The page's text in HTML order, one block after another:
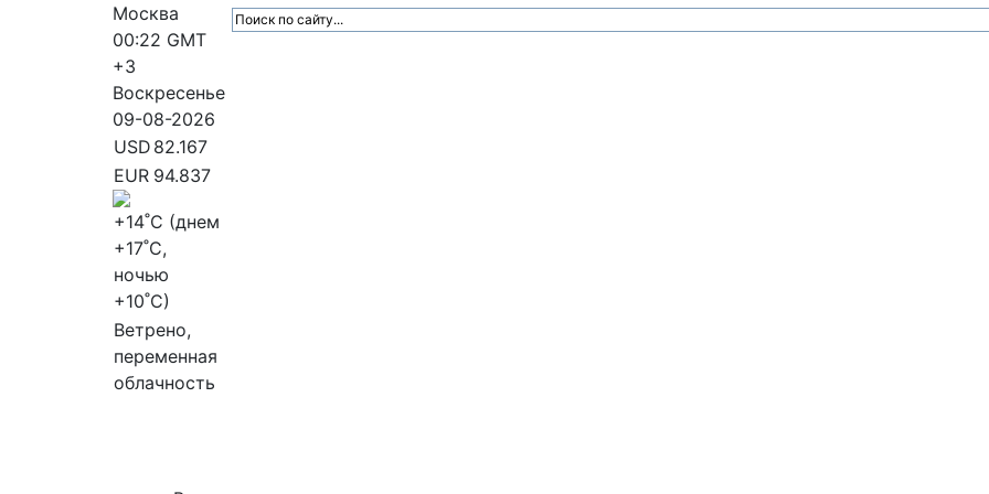
Москва
00:22 GMT
+3
Воскресенье
09-08-2026
USD 82.167
EUR 94.837
+14˚C (днем
+17˚C,
ночью
+10˚C)
Ветрено,
переменная
облачность